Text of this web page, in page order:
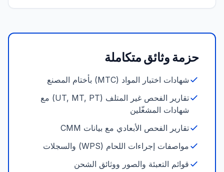
حزمة وثائق متكاملة
شهادات اختبار المواد (MTC) بأختام المصنع
تقارير الفحص غير المتلف (UT, MT, PT) مع
شهادات المشغّلين
تقارير الفحص الأبعادي مع بيانات CMM
مواصفات إجراءات اللحام (WPS) والسجلات
قوائم التعبئة والصور ووثائق الشحن